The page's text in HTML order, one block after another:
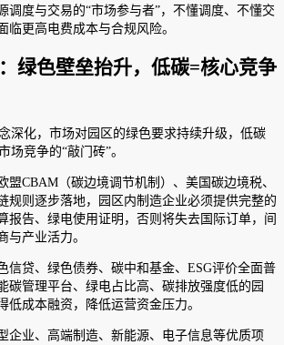
调度与交易的“市场参与者”，不懂调度、不懂交
临更高电费成本与合规风险。
绿色壁垒抬升，低碳=核心竞争
深化，市场对园区的绿色要求持续升级，低碳
场竞争的“敲门砖”。
盟CBAM（碳边境调节机制）、美国碳边境税、
规则逐步落地，园区内制造企业必须提供完整的
报告、绿电使用证明，否则将失去国际订单，间
与产业活力。
信贷、绿色债券、碳中和基金、ESG评价全面普
碳管理平台、绿电占比高、碳排放强度低的园
低成本融资，降低运营资金压力。
企业、高端制造、新能源、电子信息等优质项